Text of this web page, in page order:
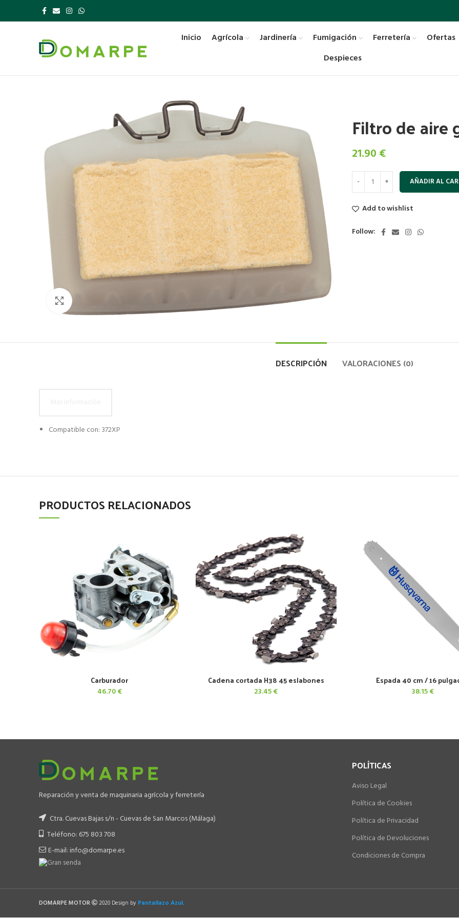
Inicio Agrícola Jardinería Fumigación Ferretería Ofertas
Despieces
Filtro de aire
21.90 €
AÑADIR AL
Add to wishlist
Follow:
DESCRIPCIÓN VALORACIONES (0)
Compatible con: 372XP
PRODUCTOS RELACIONADOS
AÑADIR AL CARRITO
Carburador
46.70€
AÑADIR AL CARRITO
Cadena cortada H38 45 eslabones
23.45€
AÑADIR AL CARRITO
Espada 40 cm / 16
38.15€
Reparación y venta de maquinaria agrícola y ferretería
Ctra. Cuevas Bajas s/n - Cuevas de San Marcos (Málaga)
Teléfono: 675 803 708
E-mail: info@domarpe.es
POLÍTICAS
Aviso Legal
Política de Cookies
Política de Privacidad
Política de Devoluciones
Condiciones de Compra
DOMARPE MOTOR 2020 Design by Pantallazo Azul.